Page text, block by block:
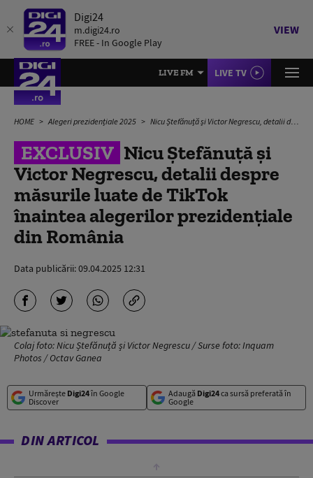
Digi24
m.digi24.ro
FREE - In Google Play
VIEW
LIVE FM LIVE TV
HOME Alegeri prezidențiale 2025 Nicu Ștefănuță și Victor Negrescu, detalii despre măsurile luate de TikTok înaintea alegerilor prezidențiale din România
EXCLUSIV Nicu Ștefănuță și
Victor Negrescu, detalii despre
măsurile luate de TikTok
înaintea alegerilor prezidențiale
din România
Data publicării:09.04.2025 12:31
Colaj foto: Nicu Ștefănuță și Victor Negrescu / Surse foto: Inquam
Photos / Octav Ganea
Urmărește Digi24în Google
Discover
Adaugă Digi24ca sursă preferată în
Google
DIN ARTICOL